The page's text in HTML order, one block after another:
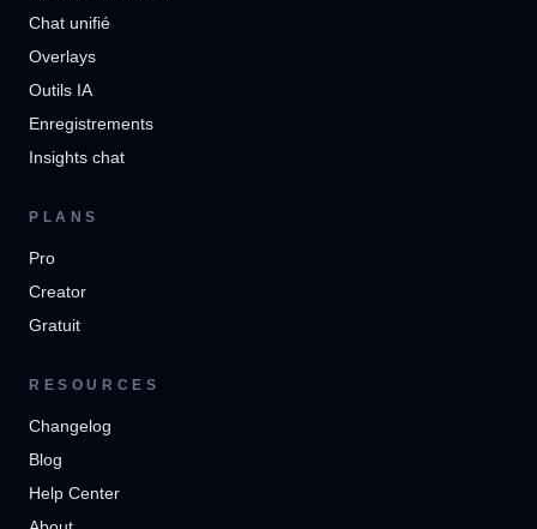
Chat unifié
Overlays
Outils IA
Enregistrements
Insights chat
PLANS
Pro
Creator
Gratuit
RESOURCES
Changelog
Blog
Help Center